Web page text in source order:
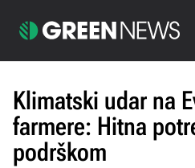
Klimatski udar na
farmere: Hitna
podrškom